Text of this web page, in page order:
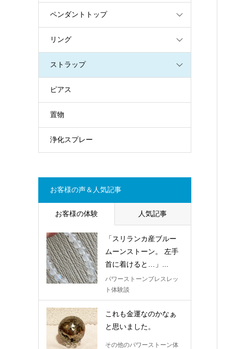
ペンダントトップ
リング
ストラップ
ピアス
置物
浄化スプレー
お客様の声＆人気記事
お客様の体験 人気記事
「スリランカ産ブルー
ムーンストーン。 左手
首に着けると…」...
パワーストーンブレスレッ
ト体験談
これも金運なのかなぁ
と思いました。
その他のパワーストーン体